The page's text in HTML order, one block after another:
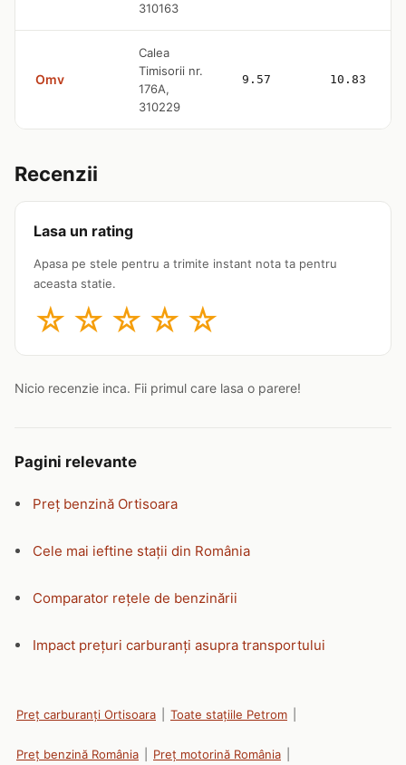
310163
Omv
Calea
Timisorii nr.
176A,
310229
9.57 10.83
Recenzii
Lasa un rating
Apasa pe stele pentru a trimite instant nota ta pentru
aceasta statie.
☆ ☆ ☆ ☆ ☆
Nicio recenzie inca. Fii primul care lasa o parere!
Pagini relevante
Preț benzină Ortisoara
Cele mai ieftine stații din România
Comparator rețele de benzinării
Impact prețuri carburanți asupra transportului
Preț carburanți Ortisoara Toate stațiile Petrom
Preț benzină România Preț motorină România